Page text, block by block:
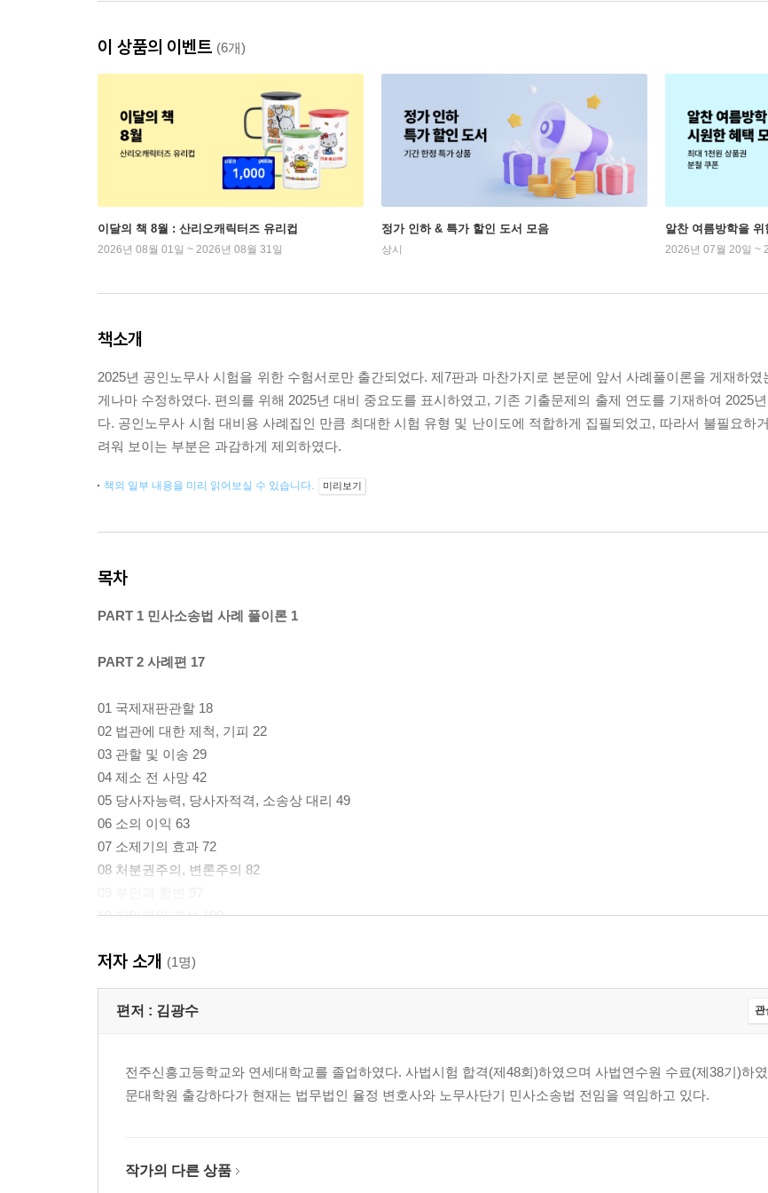
이 상품의 이벤트 (6개)
이달의 책 8월 : 산리오캐릭터즈 유리컵
2026년 08월 01일 ~ 2026년 08월 31일
정가 인하 & 특가 할인 도서 모음
상시
알찬 여름방학을 위
2026년 07월 20일 ~
책소개
2025년 공인노무사 시험을 위한 수험서로만 출간되었다. 제7판과 마찬가지로 본문에 앞서 사례풀이론을 게재하
게나마 수정하였다. 편의를 위해 2025년 대비 중요도를 표시하였고, 기존 기출문제의 출제 연도를 기재하여 2025
다. 공인노무사 시험 대비용 사례집인 만큼 최대한 시험 유형 및 난이도에 적합하게 집필되었고, 따라서 불필요하
려워 보이는 부분은 과감하게 제외하였다.
책의 일부 내용을 미리 읽어보실 수 있습니다. 미리보기
목차
PART 1 민사소송법 사례 풀이론 1
PART 2 사례편 17
01 국제재판관할 18
02 법관에 대한 제척, 기피 22
03 관할 및 이송 29
04 제소 전 사망 42
05 당사자능력, 당사자적격, 소송상 대리 49
06 소의 이익 63
07 소제기의 효과 72
08 처분권주의, 변론주의 82
10 기일에의 결석 100
12 소송절차의 중단 108
13 재판상 자백 118
14 서 증 124
17 재판상 화해 144
18 기판력 148
21 반 소 178
저자 소개 (1명)
편저 : 김광수 관
전주신흥고등학교와 연세대학교를 졸업하였다. 사법시험 합격(제48회)하였으며 사법연수원 수료(제38기)하
문대학원 출강하다가 현재는 법무법인 율정 변호사와 노무사단기 민사소송법 전임을 역임하고 있다.
작가의 다른 상품